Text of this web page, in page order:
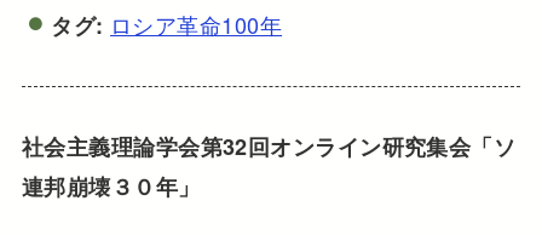
タグ: ロシア革命100年
社会主義理論学会第32回オンライン研究集会「ソ
連邦崩壊３０年」